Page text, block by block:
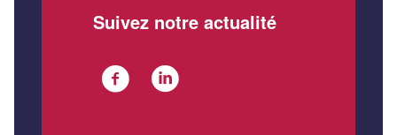
Suivez notre actualité